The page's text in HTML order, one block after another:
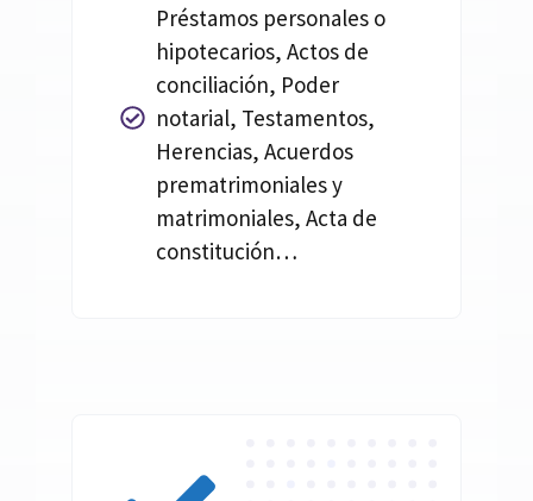
Préstamos personales o
hipotecarios, Actos de
conciliación, Poder
notarial, Testamentos,
Herencias, Acuerdos
prematrimoniales y
matrimoniales, Acta de
constitución…